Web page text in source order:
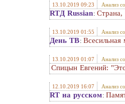
13.10.2019 09:23 Анализ
RTД Russian: Страна,
13.10.2019 01:55 Анализ
День ТВ: Всесильная
13.10.2019 01:07 Анализ
Спицын Евгений:
12.10.2019 16:07 Анализ
RT на русском: